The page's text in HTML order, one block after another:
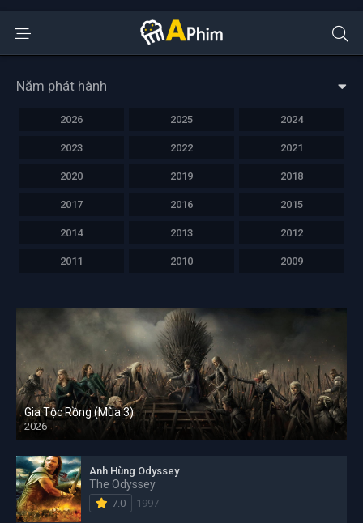
Năm phát hành
2026 2025 2024
2023 2022 2021
2020 2019 2018
2017 2016 2015
2014 2013 2012
2011 2010 2009
Gia Tộc Rồng (Mùa 3)
2026
Anh Hùng Odyssey
The Odyssey
7.0 1997